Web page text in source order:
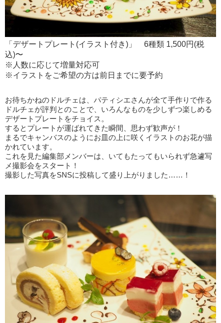
「デザートプレート(イラスト付き)」 6種類 1,500円(税
込)〜
※人数に応じて増量対応可
※イラストをご希望の方は前日までに要予約
お待ちかねのドルチェは、パティシエさんが全て手作りで作る
ドルチェが評判とのことで、いろんなものを少しずつ楽しめる
デザートプレートをチョイス。
するとプレートが運ばれてきた瞬間、思わず歓声が！
まるでキャンバスのようにお皿の上に咲くイラストのお花が描
かれています。
これを見た編集部メンバーは、いてもたってもいられず急遽写
メ撮影会をスタート！
撮影した写真をSNSに投稿して盛り上がりました……！